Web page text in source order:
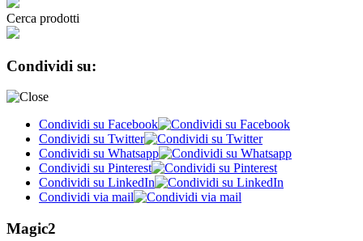
Cerca prodotti
Condividi su:
Condividi su Facebook
Condividi su Twitter
Condividi su Whatsapp
Condividi su Pinterest
Condividi su LinkedIn
Condividi via mail
Magic2